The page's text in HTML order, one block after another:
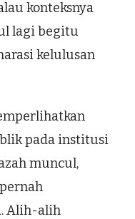
konteksnya
lagi begitu
kelulusan
pada institusi
muncul,
Alih-alih